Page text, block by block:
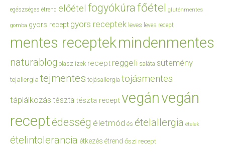
egészséges étrend előétel fogyókúrafőétel gluténmentes
gomba gyors recept gyors receptek leves leves recept
mentes receptekmindenmentes
naturablog olasz ízek recept reggeli saláta sütemény
tejallergia tejmentes tojásallergia tojásmentes
táplálkozás tészta tészta receptvegánvegán
receptédesség életmód és ételallergia ételek
ételintolerancia étkezés étrend őszi recept